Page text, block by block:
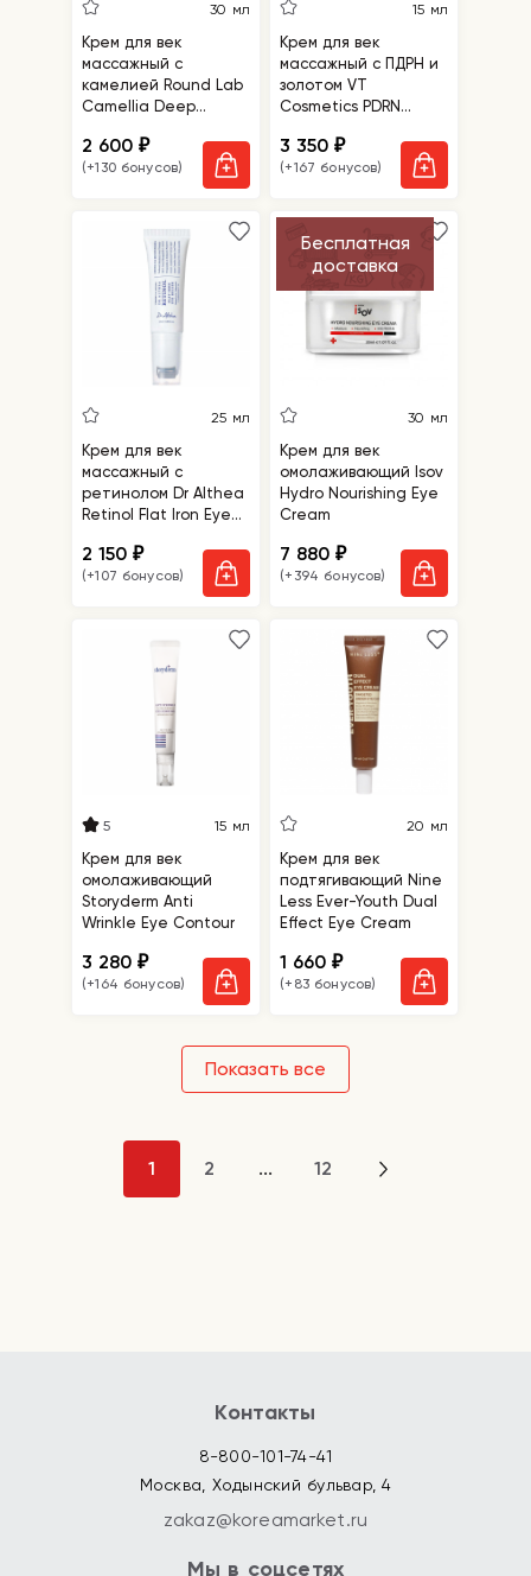
30 мл
Крем для век
массажный с
камелией Round Lab
Camellia Deep
Peptide Eye Cream
2 600₽
(+130 бонусов)
15 мл
Крем для век
массажный с ПДРН и
золотом VT
Cosmetics PDRN
Lifter
3 350₽
(+167 бонусов)
25 мл
Крем для век
массажный с
ретинолом Dr Althea
Retinol Flat Iron Eye
2 150₽
(+107 бонусов)
Бесплатная
доставка
30 мл
Крем для век
омолаживающий Isov
Hydro Nourishing Eye
Cream
7 880₽
(+394 бонусов)
5 15 мл
Крем для век
омолаживающий
Storyderm Anti
Wrinkle Eye Contour
3 280₽
(+164 бонусов)
20 мл
Крем для век
подтягивающий Nine
Less Ever-Youth Dual
Effect Eye Cream
1 660₽
(+83 бонусов)
Показать все
1 2 ... 12
Контакты
8-800-101-74-41
Москва, Ходынский бульвар, 4
zakaz@koreamarket.ru
Мы в соцсетях